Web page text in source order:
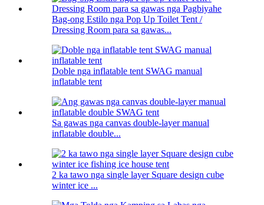
Bag-ong Estilo nga Pop Up Toilet Tent /
Dressing Room para sa gawas...
Doble nga inflatable tent SWAG manual
inflatable tent
Sa gawas nga canvas double-layer manual
inflatable double...
2 ka tawo nga single layer Square design cube
winter ice ...